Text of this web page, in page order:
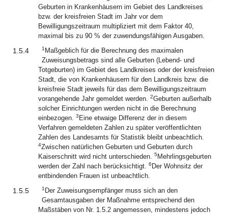
Geburten in Krankenhäusern im Gebiet des Landkreises
bzw. der kreisfreien Stadt im Jahr vor dem
Bewilligungszeitraum multipliziert mit dem Faktor 40,
maximal bis zu 90 % der zuwendungsfähigen Ausgaben.
1.5.4 1 Maßgeblich für die Berechnung des maximalen
Zuweisungsbetrags sind alle Geburten (Lebend- und
Totgeburten) im Gebiet des Landkreises oder der kreisfreien
Stadt, die von Krankenhäusern für den Landkreis bzw. die
kreisfreie Stadt jeweils für das dem Bewilligungszeitraum
vorangehende Jahr gemeldet werden. 2Geburten außerhalb
solcher Einrichtungen werden nicht in die Berechnung
einbezogen. 3 Eine etwaige Differenz der in diesem
Verfahren gemeldeten Zahlen zu später veröffentlichten
Zahlen des Landesamts für Statistik bleibt unbeachtlich.
4Zwischen natürlichen Geburten und Geburten durch
Kaiserschnitt wird nicht unterschieden. 5 Mehrlingsgeburten
werden der Zahl nach berücksichtigt. 6 Der Wohnsitz der
entbindenden Frauen ist unbeachtlich.
1.5.5 1 Der Zuweisungsempfänger muss sich an den
Gesamtausgaben der Maßnahme entsprechend den
Maßstäben von Nr. 1.5.2 angemessen, mindestens jedoch